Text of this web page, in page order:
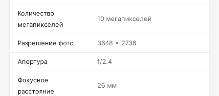
Количество
мегапикселей
10 мегапикселей
Разрешение фото 3648 x 2736
Апертура f/2.4
Фокусное
расстояние
26 мм